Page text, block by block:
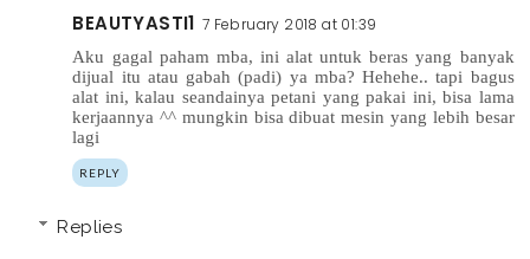
BEAUTYASTI1 7 February 2018 at 01:39
Aku gagal paham mba, ini alat untuk beras yang banyak
dijual itu atau gabah (padi) ya mba? Hehehe.. tapi bagus
alat ini, kalau seandainya petani yang pakai ini, bisa lama
kerjaannya ^^ mungkin bisa dibuat mesin yang lebih besar
lagi
REPLY
Replies